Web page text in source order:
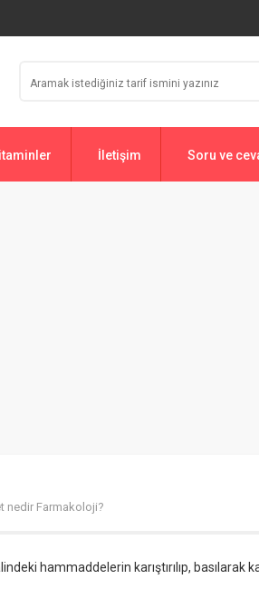
İletişim Soru ve
nedir Farmakoloji?
hammaddelerin karıştırılıp, basılarak